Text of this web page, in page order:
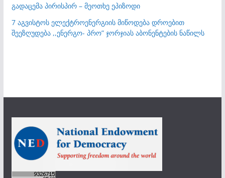
გადაცემა პირისპირ – მეოთხე ეპიზოდი
7 აგვისტოს ელექტროენერგიის მიწოდება დროებით
შეეზღუდება ,,ენერგო- პრო” ჯორჯიას აბონენტების ნაწილს